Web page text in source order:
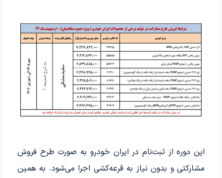
این دوره از ثبت‌نام در ایران خودرو به صورت طرح فروش
مشارکتی و بدون نیاز به قرعه‌کشی اجرا می‌شود. به همین